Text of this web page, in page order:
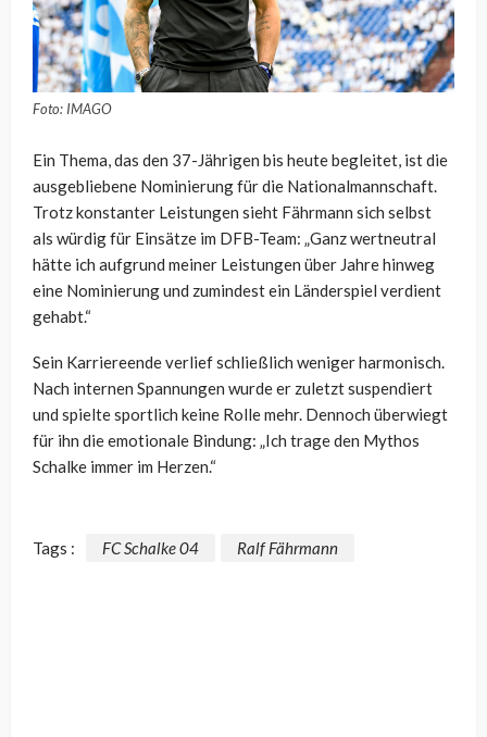
Foto: IMAGO
Ein Thema, das den 37-Jährigen bis heute begleitet, ist die
ausgebliebene Nominierung für die Nationalmannschaft.
Trotz konstanter Leistungen sieht Fährmann sich selbst
als würdig für Einsätze im DFB-Team: „Ganz wertneutral
hätte ich aufgrund meiner Leistungen über Jahre hinweg
eine Nominierung und zumindest ein Länderspiel verdient
gehabt.“
Sein Karriereende verlief schließlich weniger harmonisch.
Nach internen Spannungen wurde er zuletzt suspendiert
und spielte sportlich keine Rolle mehr. Dennoch überwiegt
für ihn die emotionale Bindung: „Ich trage den Mythos
Schalke immer im Herzen.“
Tags : FC Schalke 04 Ralf Fährmann